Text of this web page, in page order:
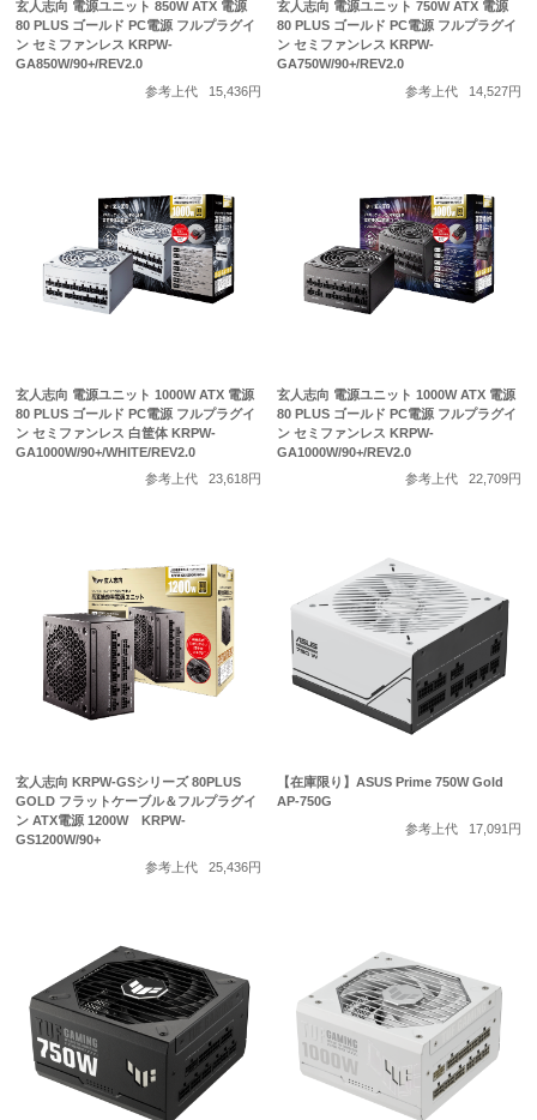
玄人志向 電源ユニット 850W ATX 電源
80 PLUS ゴールド PC電源 フルプラグイ
ン セミファンレス KRPW-
GA850W/90+/REV2.0
参考上代
15,436円
玄人志向 電源ユニット 750W ATX 電源
80 PLUS ゴールド PC電源 フルプラグイ
ン セミファンレス KRPW-
GA750W/90+/REV2.0
参考上代
14,527円
玄人志向 電源ユニット 1000W ATX 電源
80 PLUS ゴールド PC電源 フルプラグイ
ン セミファンレス 白筐体 KRPW-
GA1000W/90+/WHITE/REV2.0
参考上代
23,618円
玄人志向 電源ユニット 1000W ATX 電源
80 PLUS ゴールド PC電源 フルプラグイ
ン セミファンレス KRPW-
GA1000W/90+/REV2.0
参考上代
22,709円
玄人志向 KRPW-GSシリーズ 80PLUS
GOLD フラットケーブル＆フルプラグイ
ン ATX電源 1200W KRPW-
GS1200W/90+
参考上代
25,436円
【在庫限り】ASUS Prime 750W Gold
AP-750G
参考上代
17,091円